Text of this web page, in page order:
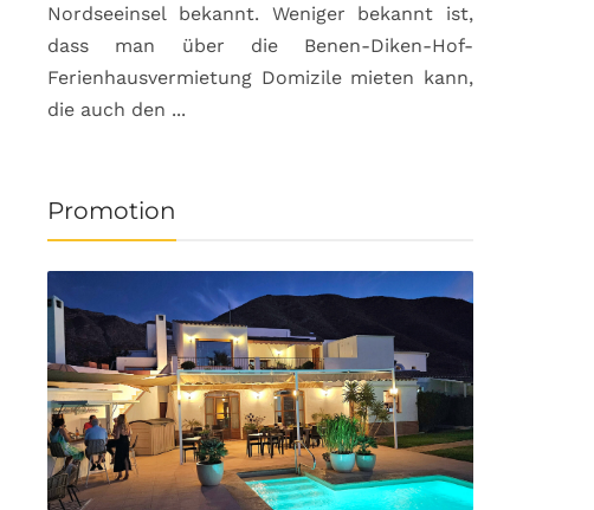
Nordseeinsel bekannt. Weniger bekannt ist,
dass man über die Benen-Diken-Hof-
Ferienhausvermietung Domizile mieten kann,
die auch den ...
Promotion